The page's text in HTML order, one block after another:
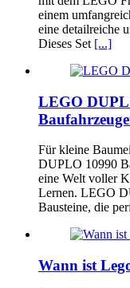
einem
eine detailreiche
Dieses Set [...]
LEGO
Für kleine
DUPLO 10990
eine Welt voller
Lernen. LEGO
Bausteine, die
Wann ist